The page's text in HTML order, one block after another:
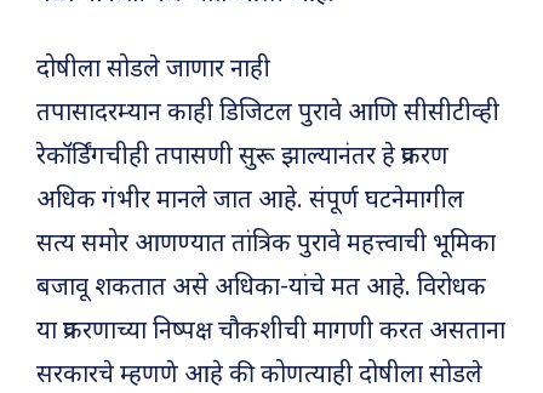
दोषीला सोडले जाणार नाही
तपासादरम्यान काही डिजिटल पुरावे आणि सीसीटीव्ही
रेकॉर्डिंगचीही तपासणी सुरू झाल्यानंतर हे प्रकरण
अधिक गंभीर मानले जात आहे. संपूर्ण घटनेमागील
सत्य समोर आणण्यात तांत्रिक पुरावे महत्त्वाची भूमिका
बजावू शकतात असे अधिका-यांचे मत आहे. विरोधक
या प्रकरणाच्या निष्पक्ष चौकशीची मागणी करत असताना
सरकारचे म्हणणे आहे की कोणत्याही दोषीला सोडले